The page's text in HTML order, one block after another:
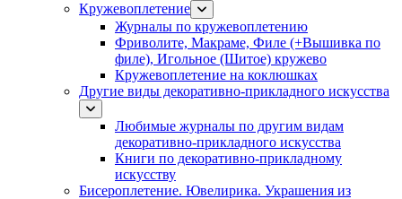
Кружевоплетение
Журналы по кружевоплетению
Фриволите, Макраме, Филе (+Вышивка по
филе), Игольное (Шитое) кружево
Кружевоплетение на коклюшках
Другие виды декоративно-прикладного искусства
Любимые журналы по другим видам
декоративно-прикладного искусства
Книги по декоративно-прикладному
искусству
Бисероплетение. Ювелирика. Украшения из